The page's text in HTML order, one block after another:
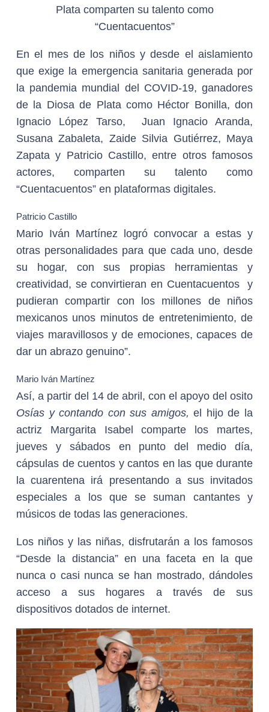
Plata comparten su talento como
“Cuentacuentos”
En el mes de los niños y desde el aislamiento
que exige la emergencia sanitaria generada por
la pandemia mundial del COVID-19, ganadores
de la Diosa de Plata como Héctor Bonilla, don
Ignacio López Tarso, Juan Ignacio Aranda,
Susana Zabaleta, Zaide Silvia Gutiérrez, Maya
Zapata y Patricio Castillo, entre otros famosos
actores, comparten su talento como
“Cuentacuentos” en plataformas digitales.
Patricio Castillo
Mario Iván Martínez logró convocar a estas y
otras personalidades para que cada uno, desde
su hogar, con sus propias herramientas y
creatividad, se convirtieran en Cuentacuentos y
pudieran compartir con los millones de niños
mexicanos unos minutos de entretenimiento, de
viajes maravillosos y de emociones, capaces de
dar un abrazo genuino”.
Mario Iván Martínez
Así, a partir del 14 de abril, con el apoyo del osito
Osías y contando con sus amigos, el hijo de la
actriz Margarita Isabel comparte los martes,
jueves y sábados en punto del medio día,
cápsulas de cuentos y cantos en las que durante
la cuarentena irá presentando a sus invitados
especiales a los que se suman cantantes y
músicos de todas las generaciones.
Los niños y las niñas, disfrutarán a los famosos
“Desde la distancia” en una faceta en la que
nunca o casi nunca se han mostrado, dándoles
acceso a sus hogares a través de sus
dispositivos dotados de internet.